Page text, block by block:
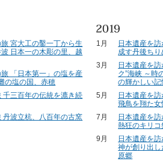
宮大工の鑿一丁から生
日本一の木彫の里、越
「日本第一」の塩を産
の塩の国、赤穂
千三百年の伝統を漉き続
丹波立杭、八百年の古窯
1月
日本遺産を
成す丹後ち
3月
日本遺産を
ク”海峡 ～時
の輝かしい記
5月
日本遺産を
飛鳥を翔た
7月
日本遺産を
熱狂のキリ
9月
日本遺産を
神が創り出
原郷